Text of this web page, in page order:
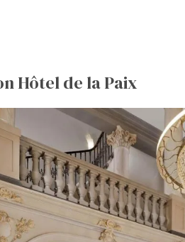
Hôtel de la Paix